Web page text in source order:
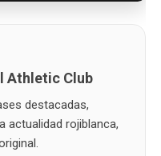
Athletic Club
destacadas,
actualidad rojiblanca,